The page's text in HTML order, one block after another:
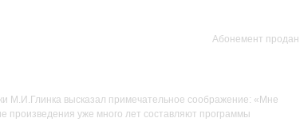
Абонемент продан
М.И.Глинка высказал примечательное соображение: «Мне
произведения уже много лет составляют программы